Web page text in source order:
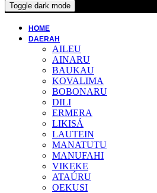
Toggle dark mode
HOME
DAERAH
AILEU
AINARU
BAUKAU
KOVALIMA
BOBONARU
DILI
ERMERA
LIKISÁ
LAUTEIN
MANATUTU
MANUFAHI
VIKEKE
ATAÚRU
OEKUSI